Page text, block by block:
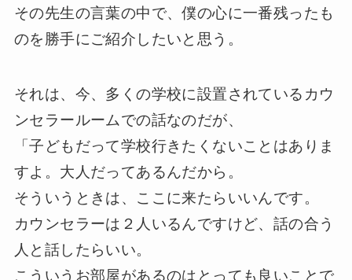
その先生の言葉の中で、僕の心に一番残ったも
のを勝手にご紹介したいと思う。
それは、今、多くの学校に設置されているカウ
ンセラールームでの話なのだが、
「子どもだって学校行きたくないことはありま
すよ。大人だってあるんだから。
そういうときは、ここに来たらいいんです。
カウンセラーは２人いるんですけど、話の合う
人と話したらいい。
こういうお部屋があるのはとっても良いことで